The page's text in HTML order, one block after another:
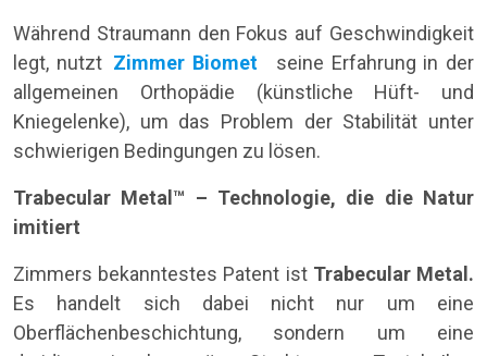
Während Straumann den Fokus auf Geschwindigkeit
legt, nutzt Zimmer Biomet
seine Erfahrung in der
allgemeinen Orthopädie (künstliche Hüft- und
Kniegelenke), um das Problem der Stabilität unter
schwierigen Bedingungen zu lösen.
Trabecular Metal™ – Technologie, die die Natur
imitiert
Zimmers bekanntestes Patent ist Trabecular Metal.
Es handelt sich dabei nicht nur um eine
Oberflächenbeschichtung, sondern um eine